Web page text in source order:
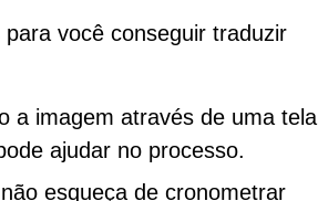
você conseguir traduzir
a imagem através de uma tela
ajudar no processo.
esqueça de cronometrar